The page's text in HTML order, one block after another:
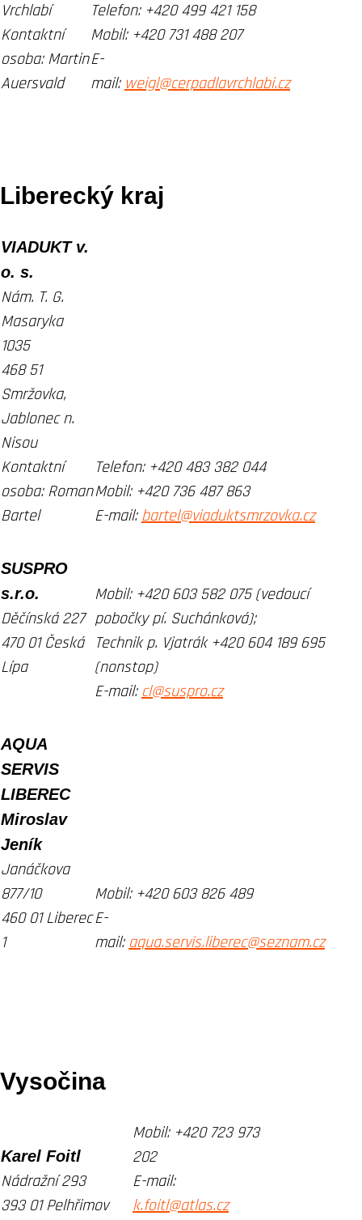
Vrchlabí
Kontaktní
osoba:Martin
Auersvald
Telefon:+420 499 421 158
Mobil:+420 731 488 207
E-
mail: weigl@cerpadlavrchlabi.cz
Liberecký kraj
VIADUKT v.
o. s.
Nám. T. G.
Masaryka
1035
468 51
Smržovka,
Jablonec n.
Nisou
Kontaktní
osoba:Roman
Bartel
Telefon:+420 483 382 044
Mobil:+420 736 487 863
E-mail: bartel@viaduktsmrzovka.cz
SUSPRO
s.r.o.
Děčínská 227
470 01 Česká
Lípa
Mobil:+420 603 582 075 (vedoucí
pobočky pí. Suchánková);
Technik p. Vjatrák +420 604 189 695
(nonstop)
E-mail: cl@suspro.cz
AQUA
SERVIS
LIBEREC
Miroslav
Jeník
Janáčkova
877/10
460 01 Liberec
1
Mobil:+420 603 826 489
E-
mail: aqua.servis.liberec@seznam.cz
Vysočina
Karel Foitl
Nádražní 293
393 01 Pelhřimov
Mobil:+420 723 973
202
E-mail:
k.foitl@atlas.cz